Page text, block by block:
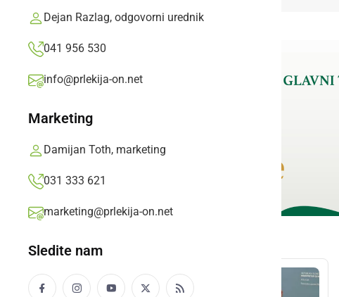
Dejan Razlag, odgovorni urednik
041 956 530
info@prlekija-on.net
Marketing
Damijan Toth, marketing
031 333 621
marketing@prlekija-on.net
Sledite nam